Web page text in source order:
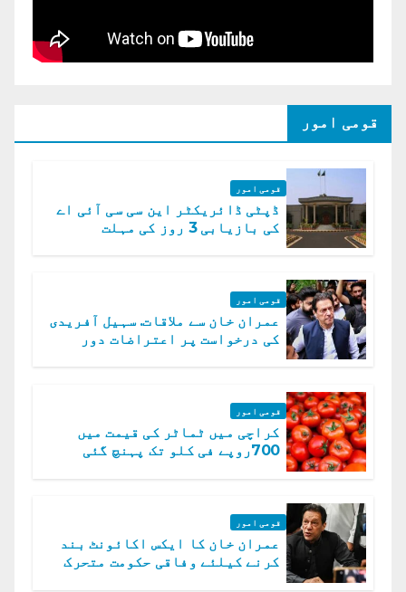
قومی امور
قومی امور
ڈپٹی ڈائریکٹر این سی سی آئی اے
کی بازیابی 3 روز کی مہلت
قومی امور
عمران خان سے ملاقات. سہیل آفریدی
کی درخواست پر اعتراضات دور
قومی امور
کراچی میں ٹماٹر کی قیمت میں
700روپے فی کلو تک پہنچ گئی
قومی امور
عمران خان کا ایکس اکائونٹ بند
کرنے کیلئے وفاقی حکومت متحرک